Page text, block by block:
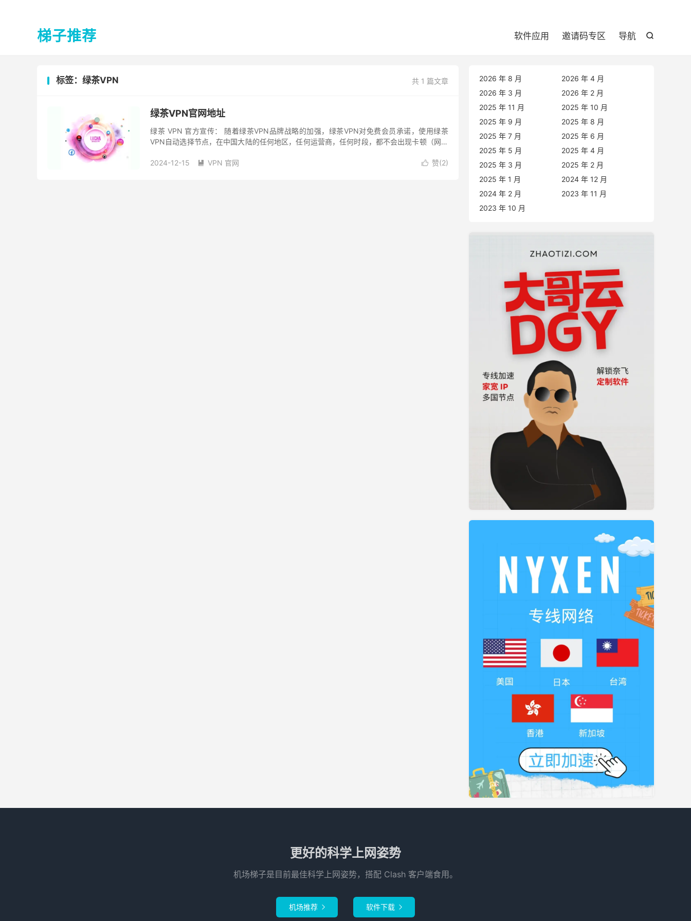
梯子推荐 
软件应用 邀请码专区 导航
共 1 篇文章
标签：绿茶VPN
绿茶VPN官网地址
绿茶 VPN 官方宣传： 随着绿茶VPN品牌战略的加强，绿茶VPN对免费会员承诺，使用绿茶
VPN自动选择节点，在中国大陆的任何地区，任何运营商，任何时段，都不会出现卡顿（网速
 赞(2)
2024-12-15  VPN 官网
2026 年 8 月
2026 年 4 月
2026 年 3 月
2026 年 2 月
2025 年 11 月
2025 年 10 月
2025 年 9 月
2025 年 8 月
2025 年 7 月
2025 年 6 月
2025 年 5 月
2025 年 4 月
2025 年 3 月
2025 年 2 月
2025 年 1 月
2024 年 12 月
2024 年 2 月
2023 年 11 月
2023 年 10 月
更好的科学上网姿势
机场梯子是目前最佳科学上网姿势，搭配 Clash 客户端食用。
机场推荐  软件下载 